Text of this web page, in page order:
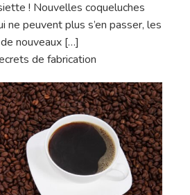
! Nouvelles coqueluches
ne peuvent plus s’en passer, les
nouveaux […]
de fabrication